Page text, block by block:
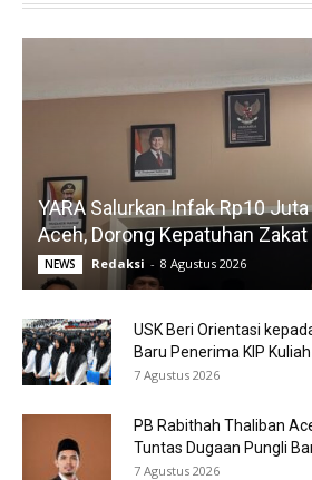
YARA Salurkan Infak Rp10
Aceh, Dorong Kepatuhan Zakat
NEWS Redaksi - 8 Agustus 2026
USK Beri Orientasi
Baru Penerima KIP Kuliah
7 Agustus 2026
PB Rabithah Thaliban
Tuntas Dugaan Pungli
7 Agustus 2026